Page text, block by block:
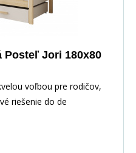
Posteľ Jori 180x80
voľbou pre rodičov,
riešenie do de